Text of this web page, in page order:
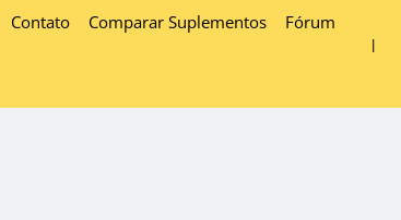
Contato Comparar Suplementos Fórum